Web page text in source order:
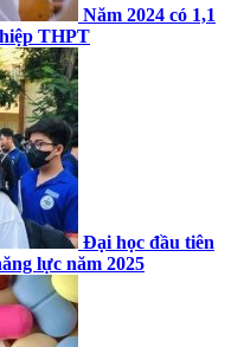
Năm 2024 có 1,1
THPT
Đại học đầu tiên
lực năm 2025